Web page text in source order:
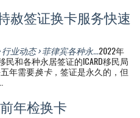
赦签证换卡服务快速
行业动态 › 菲律宾各种永...2022年
和各种永居签证的ICARD移民局
年需要换卡，签证是永久的，但
年检换卡